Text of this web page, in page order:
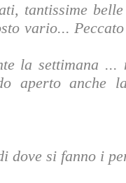
tantissime
vario...
la settimana
aperto
dove si fanno i